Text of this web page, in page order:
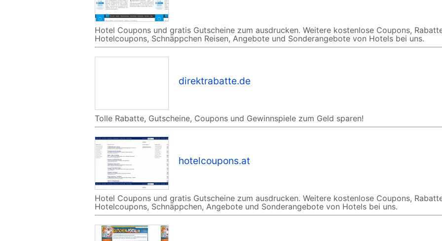
Hotel Coupons und gratis Gutscheine zum ausdrucken. Weitere kostenlose Coupons,
Hotelcoupons, Schnäppchen Reisen, Angebote und Sonderangebote von Hotels bei uns.
direktrabatte.de
Tolle Rabatte, Gutscheine, Coupons und Gewinnspiele zum Geld sparen!
hotelcoupons.at
Hotel Coupons und gratis Gutscheine zum ausdrucken. Weitere kostenlose Coupons,
Hotelcoupons, Schnäppchen, Angebote und Sonderangebote von Hotels bei uns.